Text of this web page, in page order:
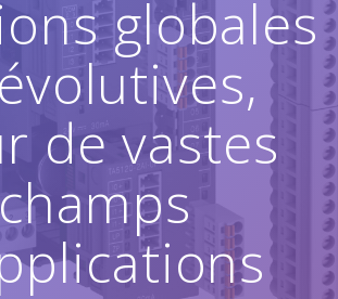
globales
de vastes